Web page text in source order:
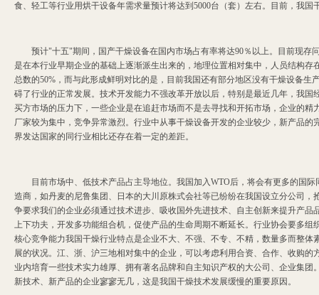
食、轻工等行业用烘干设备年需求量预计将达到5000台（套）左右。目前，我国
预计"十五"期间，国产干燥设备在国内市场占有率将达90％以上。目前现存
是在本行业早期企业的基础上逐渐派生出来的，地理位置相对集中，人员结构
总数的50%，而与此形成鲜明对比的是，目前我国还有部分地区没有干燥设备
碍了行业的正常发展。技术开发能力不强改革开放以后，特别是最近几年，我
买方市场的压力下，一些企业是在追赶市场而不是去寻找和开拓市场，企业的
厂家较为集中，竞争异常激烈。行业中从事干燥设备开发的企业较少，新产品
界发达国家的同行业相比还存在着一定的差距。
目前市场中、低技术产品占主导地位。我国加入WTO后，将会有更多的国际
造商，如丹麦的尼鲁集团、日本的大川原株式会社等已纷纷在我国设立分公司
争要求我们的企业必须通过技术进步、吸收国外先进技术、自主创新来提升产
上下功夫，开发多功能组合机，促使产品的生命周期不断延长。行业协会要多
核心竞争能力我国干燥行业特点是企业不大、不强、不专、不精，数量多而整
展的状况。江、浙、沪三地相对集中的企业，可以考虑利用合资、合作、收购
业内培育一些技术实力雄厚、拥有著名品牌和自主知识产权的大公司、企业集
新技术、新产品的企业寥寥无几，这是我国干燥技术发展缓慢的重要原因。